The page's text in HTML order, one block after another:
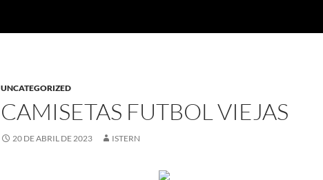
UNCATEGORIZED
CAMISETAS FUTBOL VIEJAS
20 DE ABRIL DE 2023 ISTERN